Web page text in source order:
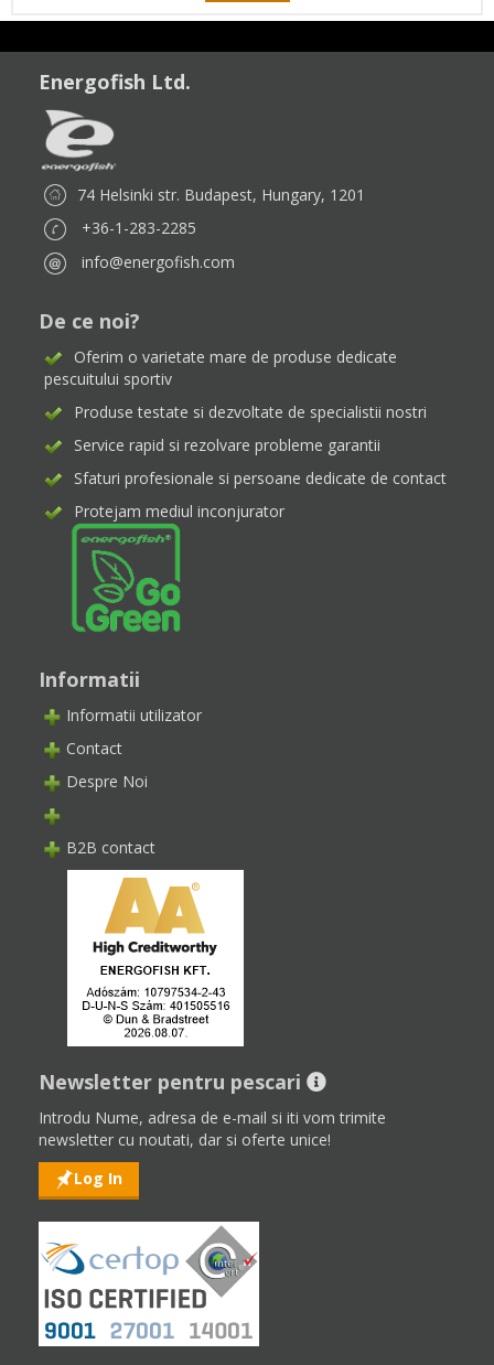
Energofish Ltd.
74 Helsinki str. Budapest, Hungary, 1201
+36-1-283-2285
info@energofish.com
De ce noi?
Oferim o varietate mare de produse dedicate
pescuitului sportiv
Produse testate si dezvoltate de specialistii nostri
Service rapid si rezolvare probleme garantii
Sfaturi profesionale si persoane dedicate de contact
Protejam mediul inconjurator
Informatii
Informatii utilizator
Contact
Despre Noi
B2B contact
Newsletter pentru pescari
Introdu Nume, adresa de e-mail si iti vom trimite
newsletter cu noutati, dar si oferte unice!
Log In